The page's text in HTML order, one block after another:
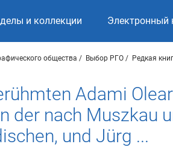
и коллекции Электронный
общества Выбор РГО Редкая
Adami
der nach Muszkau
und Jürg ...